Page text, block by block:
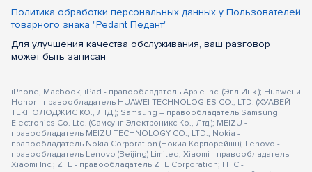
Политика обработки персональных данных у Пользователей
товарного знака "Pedant Педант"
Для улучшения качества обслуживания, ваш разговор
может быть записан
iPhone, Macbook, iPad - правообладатель Apple Inc. (Эпл Инк.); Huawei и
Honor - правообладатель HUAWEI TECHNOLOGIES CO., LTD. (ХУАВЕЙ
ТЕКНОЛОДЖИС КО., ЛТД.); Samsung – правообладатель Samsung
Electronics Co. Ltd. (Самсунг Электроникс Ко., Лтд.); MEIZU -
правообладатель MEIZU TECHNOLOGY CO., LTD.; Nokia -
правообладатель Nokia Corporation (Нокиа Корпорейшн); Lenovo -
правообладатель Lenovo (Beijing) Limited; Xiaomi - правообладатель
Xiaomi Inc.; ZTE - правообладатель ZTE Corporation; HTC -